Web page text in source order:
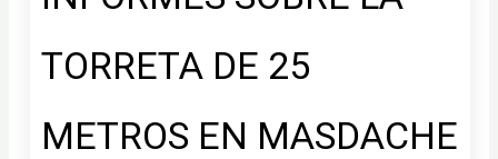
TORRETA DE 25
METROS EN MASDACHE